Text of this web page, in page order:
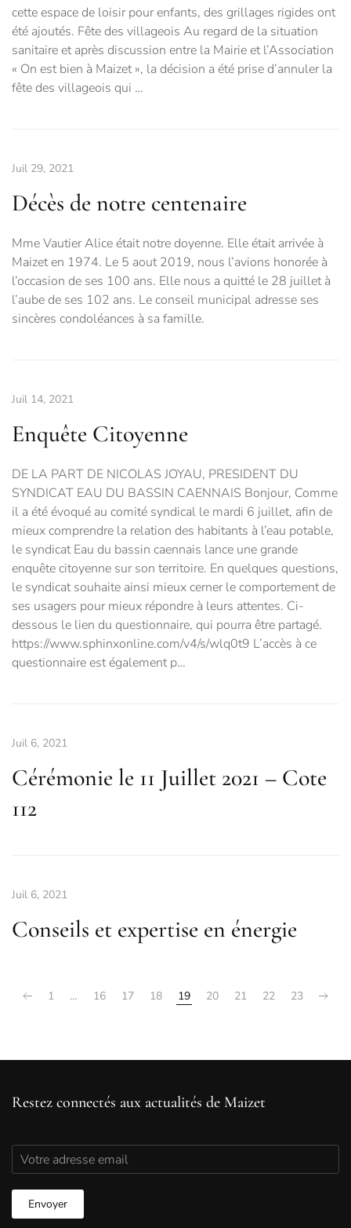
cette espace de loisir pour enfants, des grillages rigides ont
été ajoutés. Fête des villageois Au regard de la situation
sanitaire et après discussion entre la Mairie et l’Association
« On est bien à Maizet », la décision a été prise d’annuler la
fête des villageois qui …
Juil 29, 2021
Décès de notre centenaire
Mme Vautier Alice était notre doyenne. Elle était arrivée à
Maizet en 1974. Le 5 aout 2019, nous l’avions honorée à
l’occasion de ses 100 ans. Elle nous a quitté le 28 juillet à
l’aube de ses 102 ans. Le conseil municipal adresse ses
sincères condoléances à sa famille.
Juil 14, 2021
Enquête Citoyenne
DE LA PART DE NICOLAS JOYAU, PRESIDENT DU
SYNDICAT EAU DU BASSIN CAENNAIS Bonjour, Comme
il a été évoqué au comité syndical le mardi 6 juillet, afin de
mieux comprendre la relation des habitants à l’eau potable,
le syndicat Eau du bassin caennais lance une grande
enquête citoyenne sur son territoire. En quelques questions,
le syndicat souhaite ainsi mieux cerner le comportement de
ses usagers pour mieux répondre à leurs attentes. Ci-
dessous le lien du questionnaire, qui pourra être partagé.
https://www.sphinxonline.com/v4/s/wlq0t9 L’accès à ce
questionnaire est également p…
Juil 6, 2021
Cérémonie le 11 Juillet 2021 – Cote
112
Juil 6, 2021
Conseils et expertise en énergie
1 … 16 17 18 19 20 21 22 23
Restez connectés aux actualités de Maizet